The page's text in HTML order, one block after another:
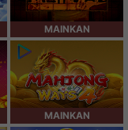
MAINKAN
MAINKAN